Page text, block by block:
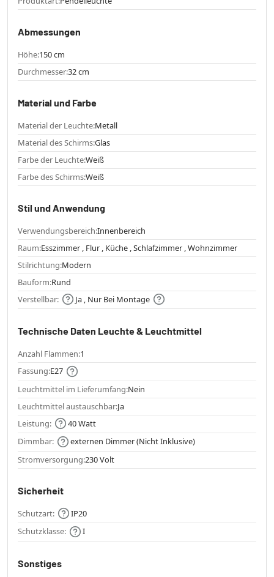
Abmessungen
Höhe:150 cm
Durchmesser:32 cm
Material und Farbe
Material der Leuchte:Metall
Material des Schirms:Glas
Farbe der Leuchte:Weiß
Farbe des Schirms:Weiß
Stil und Anwendung
Verwendungsbereich:Innenbereich
Raum:Esszimmer , Flur , Küche , Schlafzimmer , Wohnzimmer
Stilrichtung:Modern
Bauform:Rund
Verstellbar:
Ja , Nur Bei Montage
Technische Daten Leuchte & Leuchtmittel
Anzahl Flammen:1
Fassung:E27
Leuchtmittel im Lieferumfang:Nein
Leuchtmittel austauschbar:Ja
Leistung:
40 Watt
Dimmbar:
externen Dimmer (Nicht Inklusive)
Stromversorgung:230 Volt
Sicherheit
Schutzart:
IP20
Schutzklasse:
I
Sonstiges